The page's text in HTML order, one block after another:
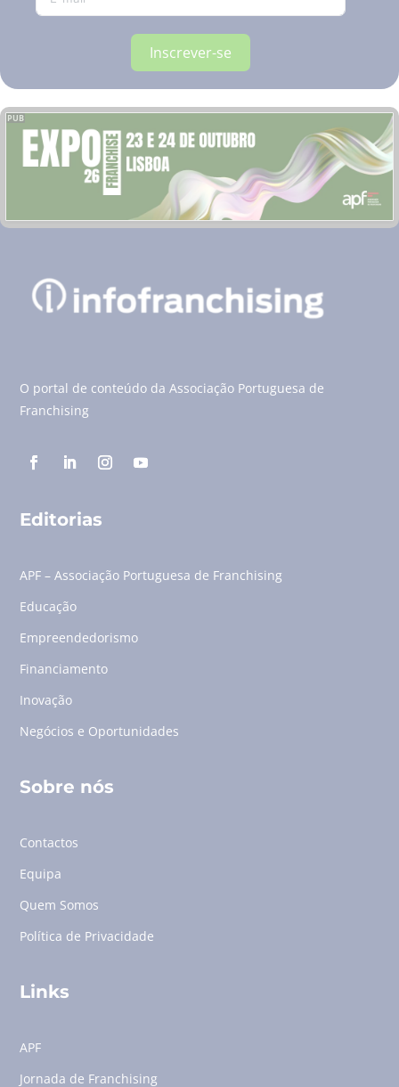
Inscrever-se
PUB
O portal de conteúdo da Associação Portuguesa de
Franchising
Editorias
APF – Associação Portuguesa de Franchising
Educação
Empreendedorismo
Financiamento
Inovação
Negócios e Oportunidades
Sobre nós
Contactos
Equipa
Quem Somos
Política de Privacidade
Links
APF
Jornada de Franchising